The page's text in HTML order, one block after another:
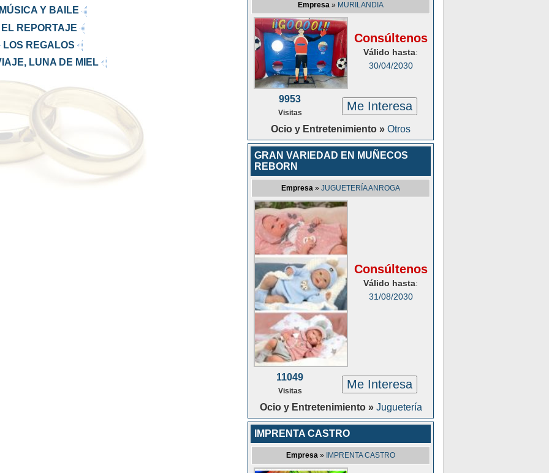
Y BAILE
EL REPORTAJE
LOS REGALOS
LUNA DE MIEL
Empresa » MURILANDIA
Consúltenos
Válido hasta:
30/04/2030
9953
Visitas Me Interesa
Ocio y Entretenimiento » Otros
GRAN VARIEDAD EN MUÑECOS
REBORN
Empresa » JUGUETERÍA ANROGA
Consúltenos
Válido hasta:
31/08/2030
11049
Visitas Me Interesa
Ocio y Entretenimiento » Juguetería
IMPRENTA CASTRO
Empresa » IMPRENTA CASTRO